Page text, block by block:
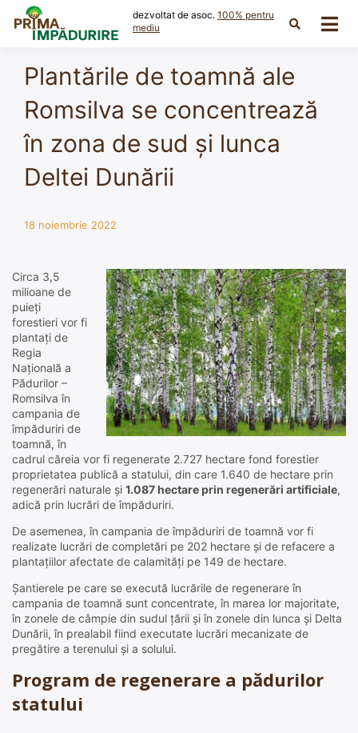
content
dezvoltat de asoc. 100% pentru
mediu
Plantările de toamnă ale
Romsilva se concentrează
în zona de sud și lunca
Deltei Dunării
18 noiembrie 2022
Circa 3,5
milioane de
puieți
forestieri vor fi
plantați de
Regia
Națională a
Pădurilor –
Romsilva în
campania de
împăduriri de
toamnă, în
cadrul căreia vor fi regenerate 2.727 hectare fond forestier
proprietatea publică a statului, din care 1.640 de hectare prin
regenerări naturale și 1.087 hectare prin regenerări artificiale,
adică prin lucrări de împăduriri.
De asemenea, în campania de împăduriri de toamnă vor fi
realizate lucrări de completări pe 202 hectare și de refacere a
plantațiilor afectate de calamități pe 149 de hectare.
Șantierele pe care se execută lucrările de regenerare în
campania de toamnă sunt concentrate, în marea lor majoritate,
în zonele de câmpie din sudul țării și în zonele din lunca și Delta
Dunării, în prealabil fiind executate lucrări mecanizate de
pregătire a terenului și a solului.
Program de regenerare a pădurilor
statului